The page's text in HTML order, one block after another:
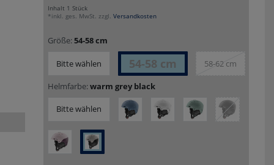
Inhalt 1 Stück
*inkl. ges. MwSt. zzgl. Versandkosten
Größe:54-58 cm
Bitte wählen 54-58 cm 58-62 cm
Helmfarbe:warm grey black
Bitte wählen